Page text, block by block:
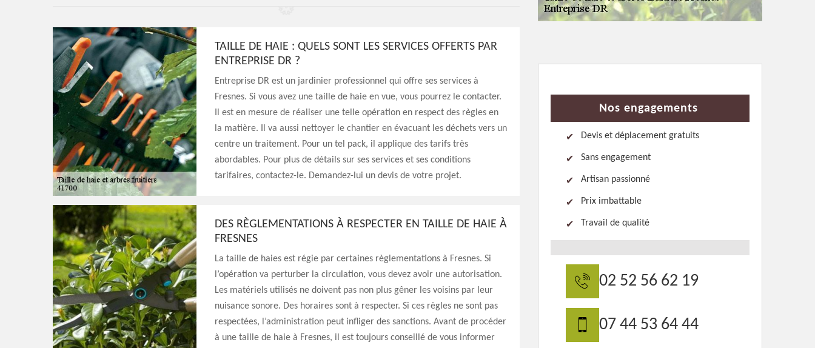
TAILLE DE HAIE : QUELS SONT LES SERVICES OFFERTS PAR
ENTREPRISE DR ?
Entreprise DR est un jardinier professionnel qui offre ses services à
Fresnes. Si vous avez une taille de haie en vue, vous pourrez le contacter.
Il est en mesure de réaliser une telle opération en respect des règles en
la matière. Il va aussi nettoyer le chantier en évacuant les déchets vers un
centre un traitement. Pour un tel pack, il applique des tarifs très
abordables. Pour plus de détails sur ses services et ses conditions
tarifaires, contactez-le. Demandez-lui un devis de votre projet.
DES RÈGLEMENTATIONS À RESPECTER EN TAILLE DE HAIE À
FRESNES
La taille de haies est régie par certaines règlementations à Fresnes. Si
l’opération va perturber la circulation, vous devez avoir une autorisation.
Les matériels utilisés ne doivent pas non plus gêner les voisins par leur
nuisance sonore. Des horaires sont à respecter. Si ces règles ne sont pas
respectées, l’administration peut infliger des sanctions. Avant de procéder
à une taille de haie à Fresnes, il est toujours conseillé de vous informer
Nos engagements
Devis et déplacement gratuits
Sans engagement
Artisan passionné
Prix imbattable
Travail de qualité
02 52 56 62 19
07 44 53 64 44